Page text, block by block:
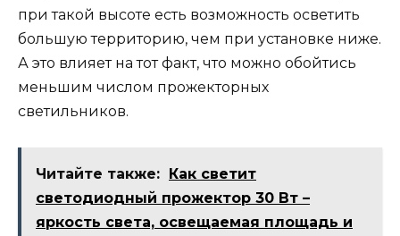
при такой высоте есть возможность осветить
большую территорию, чем при установке ниже.
А это влияет на тот факт, что можно обойтись
меньшим числом прожекторных
светильников.
Читайте также: Как светит
светодиодный прожектор 30 Вт –
яркость света, освещаемая площадь и